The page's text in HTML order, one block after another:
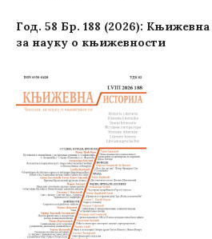
Год. 58 Бр. 188 (2026):
за науку о књижевности